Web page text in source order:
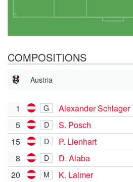
COMPOSITIONS
Austria
1 G
Alexander Schlager
5
D S. Posch
15 D P. Lienhart
8 D D. Alaba
20 M K. Laimer